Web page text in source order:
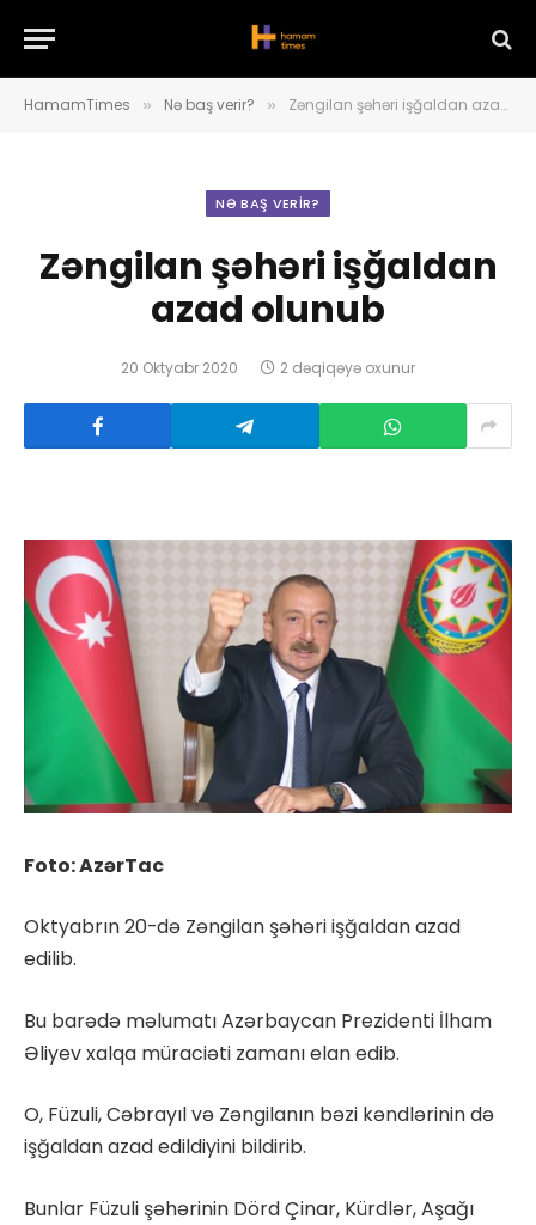
HamamTimes » Nə baş verir? » Zəngilan şəhəri işğaldan azad olunub
NƏ BAŞ VERIR?
Zəngilan şəhəri işğaldan
azad olunub
20 Oktyabr 2020 2 dəqiqəyə oxunur
Foto: AzərTac
Oktyabrın 20-də Zəngilan şəhəri işğaldan azad
edilib.
Bu barədə məlumatı Azərbaycan Prezidenti İlham
Əliyev xalqa müraciəti zamanı elan edib.
O, Füzuli, Cəbrayıl və Zəngilanın bəzi kəndlərinin də
işğaldan azad edildiyini bildirib.
Bunlar Füzuli şəhərinin Dörd Çinar, Kürdlər, Aşağı